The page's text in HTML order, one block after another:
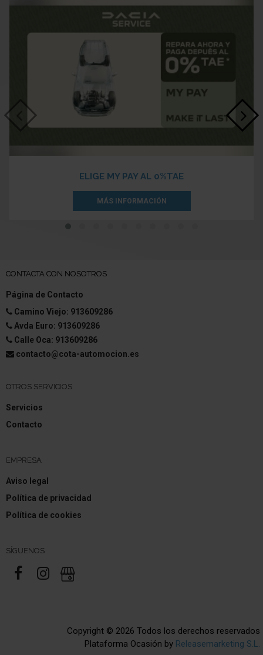
Tren de rodaje deportivo
Asistente a la conducción: Asistente de
mantenimiento de carril
Antracita)
Rueda de repuesto de emergencia
Volante (deportivo/cuero, ST)
Volante con Levas
Dirección asistida eléctric.
Programa electrónico de estabilidad (ESP)
(Hill-Holder)
Caja de cambios 6-marcha - Modelo: 6MX65
Reducción polución según norma gases escape
EcoBoost)
ELIGE MY PAY AL 0%TAE
MÁS INFORMACIÓN
CONTACTA CON NOSOTROS
Página de Contacto
Camino Viejo: 913609286
Avda Euro: 913609286
Calle Oca: 913609286
contacto@cota-automocion.es
OTROS SERVICIOS
Servicios
Contacto
EMPRESA
Aviso legal
Política de privacidad
Política de cookies
SÍGUENOS
Copyright © 2026 Todos los derechos reservados
Plataforma Ocasión by Releasemarketing S.L.